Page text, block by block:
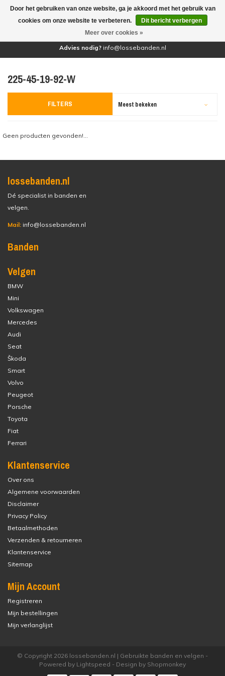
(0)
Advies nodig? info@lossebanden.nl
225-45-19-92-W
FILTERS Meest bekeken
Geen producten gevonden!...
lossebanden.nl
Dé specialist in banden en
velgen.
Mail: info@lossebanden.nl
Banden
Velgen
BMW
Mini
Volkswagen
Mercedes
Audi
Seat
Škoda
Smart
Volvo
Peugeot
Porsche
Toyota
Fiat
Ferrari
Klantenservice
Over ons
Algemene voorwaarden
Disclaimer
Privacy Policy
Betaalmethoden
Verzenden & retourneren
Klantenservice
Sitemap
Mijn Account
Registreren
Mijn bestellingen
Mijn verlanglijst
© Copyright 2026 lossebanden.nl | Gebruikte banden en velgen -
Powered by Lightspeed - Design by Shopmonkey
Door het gebruiken van onze website, ga je akkoord met het gebruik van
cookies om onze website te verbeteren.
Dit bericht verbergen
Meer over cookies »